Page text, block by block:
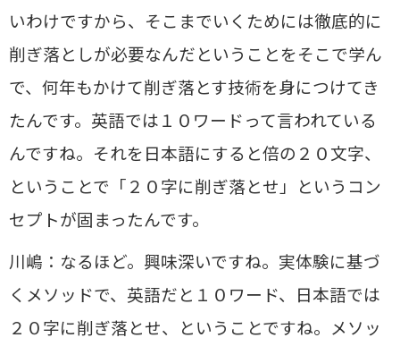
いわけですから、そこまでいくためには徹底的に
削ぎ落としが必要なんだということをそこで学ん
で、何年もかけて削ぎ落とす技術を身につけてき
たんです。英語では１０ワードって言われている
んですね。それを日本語にすると倍の２０文字、
ということで「２０字に削ぎ落とせ」というコン
セプトが固まったんです。
川嶋：なるほど。興味深いですね。実体験に基づ
くメソッドで、英語だと１０ワード、日本語では
２０字に削ぎ落とせ、ということですね。メソッ